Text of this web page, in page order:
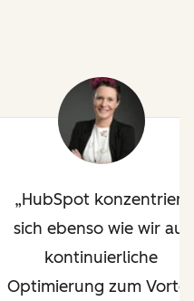
HubSpot konzentriert
sich ebenso wie wir auf
kontinuierliche
Optimierung zum